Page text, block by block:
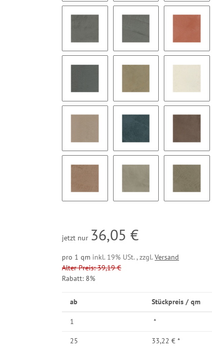
BW07 BW08 BW09
BW13 BW14 BW15
BW19 BW20 BW21
BW25 BW26 BW27
jetzt nur 36,05 €
pro 1 qm inkl. 19% USt. , zzgl. Versand
Alter Preis: 39,19 €
Rabatt: 8%
ab Stückpreis / qm
1 *
25 33,22 € *